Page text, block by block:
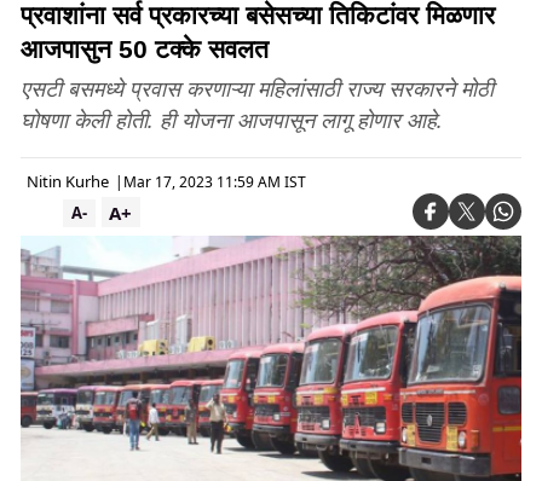
प्रवाशांना सर्व प्रकारच्या बसेसच्या तिकिटांवर मिळणार
आजपासुन 50 टक्के सवलत
एसटी बसमध्ये प्रवास करणाऱ्या महिलांसाठी राज्य सरकारने मोठी
घोषणा केली होती. ही योजना आजपासून लागू होणार आहे.
Nitin Kurhe | Mar 17, 2023 11:59 AM IST
A+
A-